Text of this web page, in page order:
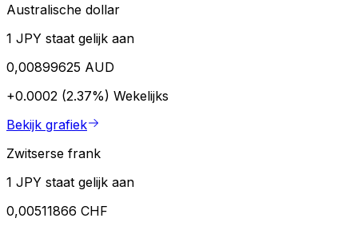
Australische dollar
1 JPY staat gelijk aan
0,00899625 AUD
+0.0002 (2.37%) Wekelijks
Bekijk grafiek
Zwitserse frank
1 JPY staat gelijk aan
0,00511866 CHF